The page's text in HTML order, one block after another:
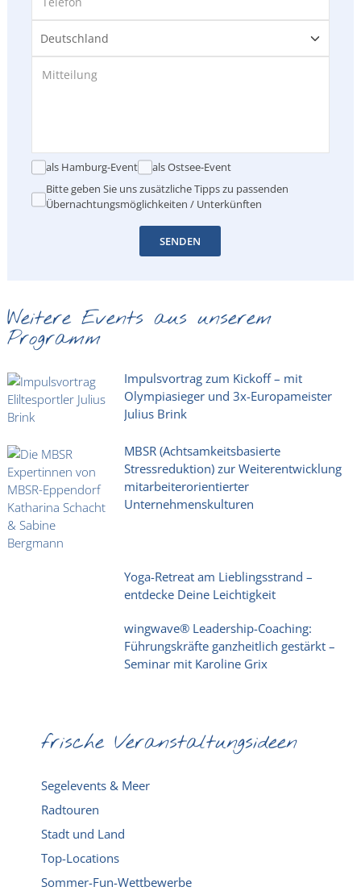
als Hamburg-Event
als Ostsee-Event
Bitte geben Sie uns zusätzliche Tipps zu passenden
Übernachtungsmöglichkeiten / Unterkünften
SENDEN
Weitere Events aus unserem
Programm
Impulsvortrag zum Kickoff – mit
Olympiasieger und 3x-Europameister
Julius Brink
MBSR (Achtsamkeitsbasierte
Stressreduktion) zur Weiterentwicklung
mitarbeiterorientierter
Unternehmenskulturen
Yoga-Retreat am Lieblingsstrand –
entdecke Deine Leichtigkeit
wingwave® Leadership-Coaching:
Führungskräfte ganzheitlich gestärkt –
Seminar mit Karoline Grix
frische Veranstaltungsideen
Segelevents & Meer
Radtouren
Stadt und Land
Top-Locations
Sommer-Fun-Wettbewerbe